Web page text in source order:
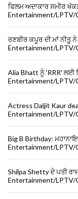
ਫਿਲਮ ਅਦਾਕਾਰ ਸਮੀਰ
Entertainment/LPTV/
ਰਣਬੀਰ ਕਪੂਰ ਦੀ ਮਾਂ ਨੀਤੂ
Entertainment/LPTV/
Alia Bhatt ਨੂੰ 'RRR' ਲਈ
Entertainment/LPTV/
Actress Daljit Kaur
Entertainment/LPTV/
Big B Birthday:
Entertainment/LPTV/
Shilpa Shetty ਦੇ ਪਤੀ
Entertainment/LPTV/